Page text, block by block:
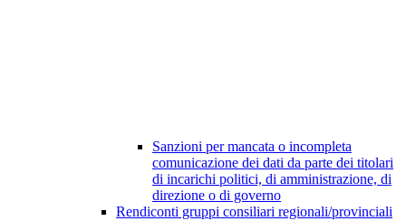
Sanzioni per mancata o incompleta
comunicazione dei dati da parte dei titolari
di incarichi politici, di amministrazione, di
direzione o di governo
Rendiconti gruppi consiliari regionali/provinciali